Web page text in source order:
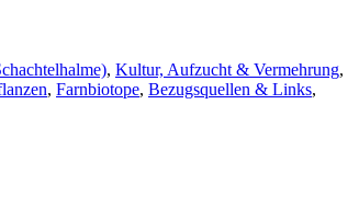
, Kultur, Aufzucht & Vermehrung,
, Farnbiotope, Bezugsquellen & Links,